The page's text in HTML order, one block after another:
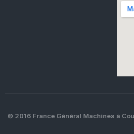
© 2016 France Général Machines à